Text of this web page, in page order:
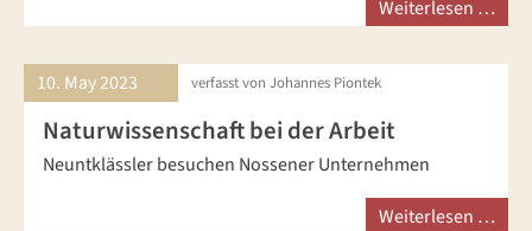
Weiterlesen …
10. May2023 verfasst von Johannes Piontek
Naturwissenschaft bei der Arbeit
Neuntklässler besuchen Nossener Unternehmen
Weiterlesen …